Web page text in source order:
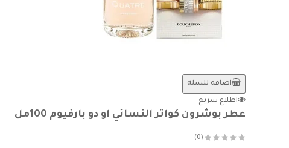
اضافة للسلة
اطلاع سريع
عطر بوشرون كواتر النسائي او دو بارفيوم 100مل
(0)